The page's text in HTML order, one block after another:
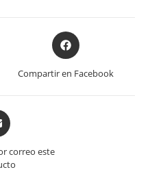
Opens
in
a
Compartir en Facebook
correo este